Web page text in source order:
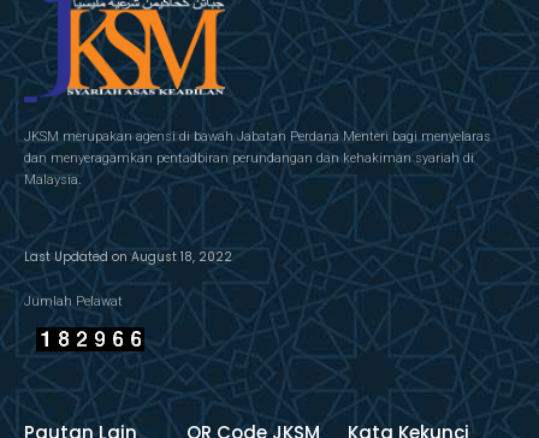
JKSM merupakan agensi di bawah Jabatan Perdana Menteri bagi menyelaras
dan menyeragamkan pentadbiran perundangan dan kehakiman syariah di
Malaysia.
Last Updated on August 18, 2022
Jumlah Pelawat
Pautan Lain QR Code JKSM Kata Kekunci